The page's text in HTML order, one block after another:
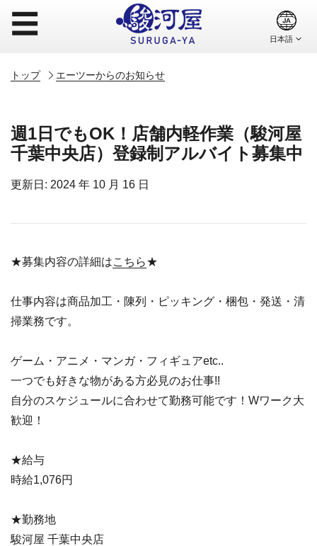
☰
トップ エーツーからのお知らせ
週1日でもOK！店舗内軽作業（駿河屋
千葉中央店）登録制アルバイト募集中
更新日: 2024 年 10 月 16 日
★募集内容の詳細はこちら★
仕事内容は商品加工・陳列・ピッキング・梱包・発送・清
掃業務です。
ゲーム・アニメ・マンガ・フィギュアetc..
一つでも好きな物がある方必見のお仕事!!
自分のスケジュールに合わせて勤務可能です！Wワーク大
歓迎！
★給与
時給1,076円
★勤務地
駿河屋 千葉中央店